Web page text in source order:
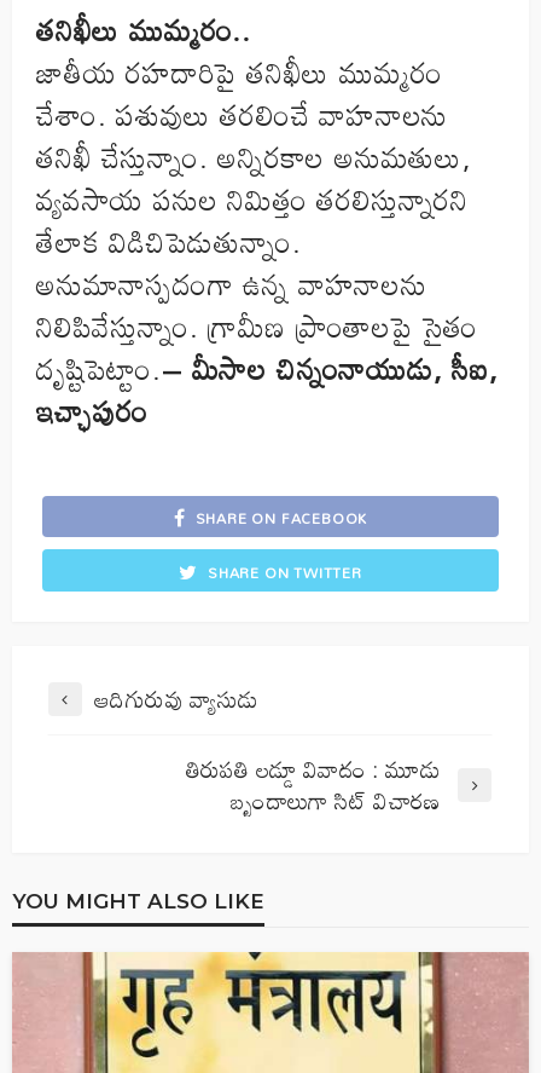
తనిఖీలు ముమ్మరం..
జాతీయ రహదారిపై తనిఖీలు ముమ్మరం
చేశాం. పశువులు తరలించే వాహనాలను
తనిఖీ చేస్తున్నాం. అన్నిరకాల అనుమతులు,
వ్యవసాయ పనుల నిమిత్తం తరలిస్తున్నారని
తేలాక విడిచిపెడుతున్నాం.
అనుమానాస్పదంగా ఉన్న వాహనాలను
నిలిపివేస్తున్నాం. గ్రామీణ ప్రాంతాలపై సైతం
దృష్టిపెట్టాం.– మీసాల చిన్నంనాయుడు, సీఐ,
ఇచ్ఛాపురం
SHARE ON FACEBOOK
SHARE ON TWITTER
ఆదిగురువు వ్యాసుడు
తిరుపతి లడ్డూ వివాదం : మూడు
బృందాలుగా సిట్ విచారణ
YOU MIGHT ALSO LIKE